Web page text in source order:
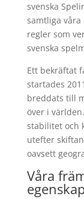
svenska
samtliga
regler som
svenska
Ett bekräftat
startades
breddats till
över i
stabilitet och
utefter
oavsett
Våra